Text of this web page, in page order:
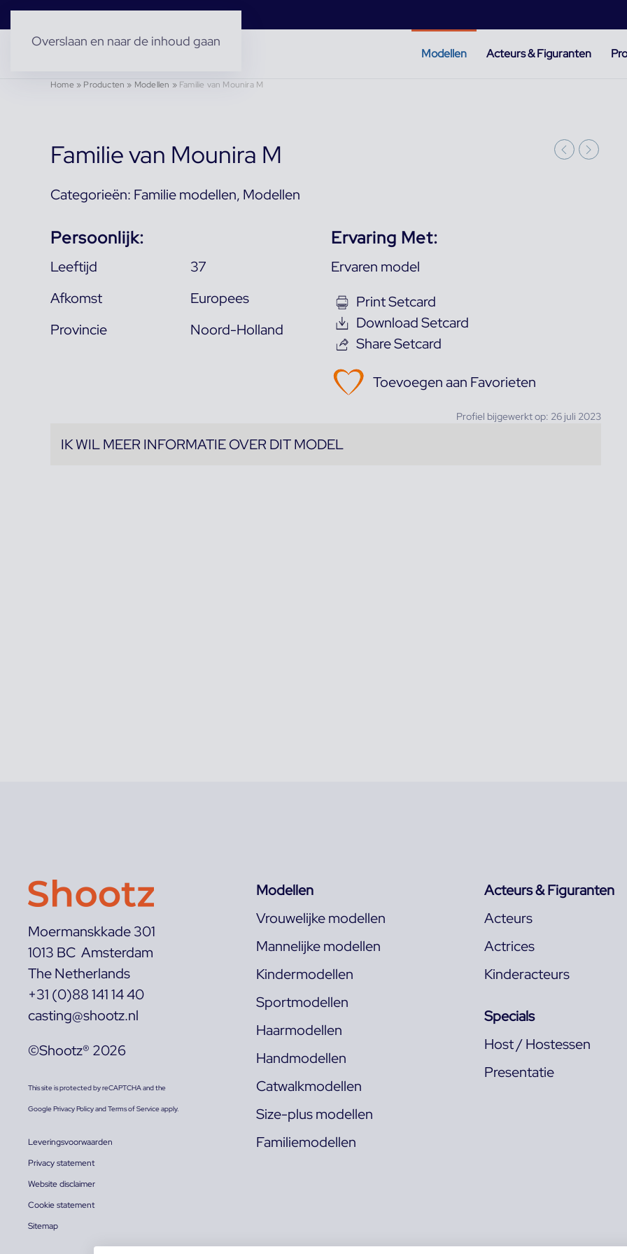
Overslaan en naar de inhoud gaan
Modellen Acteurs & Figuranten
Home» Producten » Modellen » Familie van Mounira M
Familie van Mounira M
Categorieën: Familie modellen, Modellen
Persoonlijk:
Leeftijd
37
Afkomst
Europees
Provincie
Noord-Holland
Ervaring Met:
Ervaren model
Print Setcard
Download Setcard
Share Setcard
Toevoegen aan Favorieten
Profiel bijgewerkt op: 26 juli 2023
IK WIL MEER INFORMATIE OVER DIT MODEL
Moermanskkade 301
1013 BC Amsterdam
The Netherlands
+31 (0)88 141 14 40
casting@shootz.nl
©Shootz® 2026
This site is protected by reCAPTCHA and the
GooglePrivacy PolicyandTerms of Serviceapply.
Leveringsvoorwaarden
Privacy statement
Website disclaimer
Cookie statement
Sitemap
Modellen
Vrouwelijke modellen
Mannelijke modellen
Kindermodellen
Sportmodellen
Haarmodellen
Handmodellen
Catwalkmodellen
Size-plus modellen
Familiemodellen
Acteurs & Figuranten
Acteurs
Actrices
Kinderacteurs
Specials
Host / Hostessen
Presentatie